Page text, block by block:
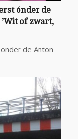
ónder de
of zwart,
de Anton